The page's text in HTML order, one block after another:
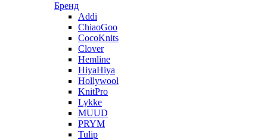
Бренд
Addi
ChiaoGoo
CocoKnits
Clover
Hemline
HiyaHiya
Hollywool
KnitPro
Lykke
MUUD
PRYM
Tulip